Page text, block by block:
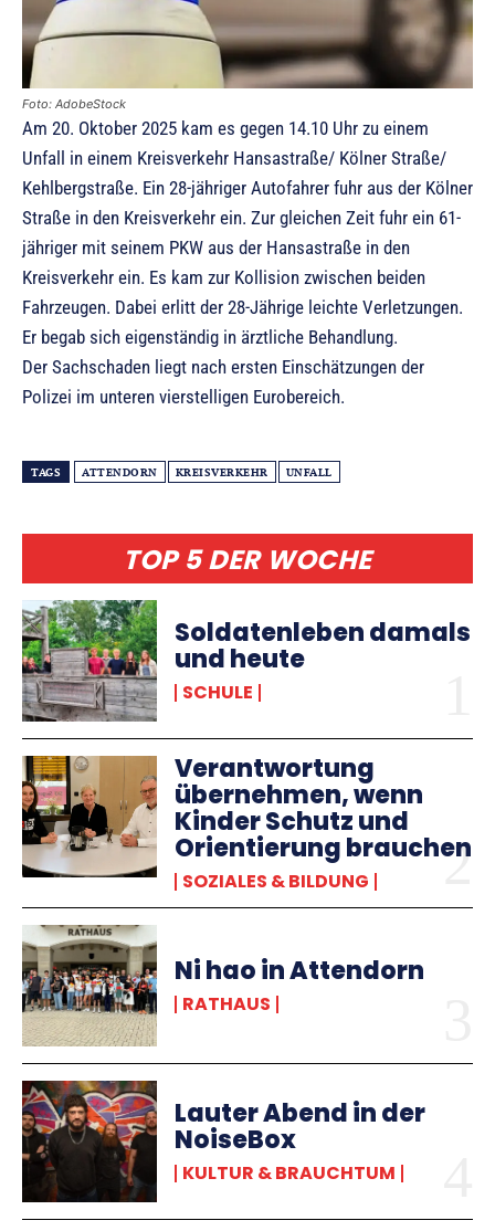
TOP 5 DER WOCHE
Soldatenleben damals
und heute
SCHULE
Verantwortung
übernehmen, wenn
Kinder Schutz und
Orientierung brauchen
SOZIALES & BILDUNG
Ni hao in Attendorn
RATHAUS
Lauter Abend in der
NoiseBox
KULTUR & BRAUCHTUM
Foto: AdobeStock
Am 20. Oktober 2025 kam es gegen 14.10 Uhr zu einem
Unfall in einem Kreisverkehr Hansastraße/ Kölner Straße/
Kehlbergstraße. Ein 28-jähriger Autofahrer fuhr aus der Kölner
Straße in den Kreisverkehr ein. Zur gleichen Zeit fuhr ein 61-
jähriger mit seinem PKW aus der Hansastraße in den
Kreisverkehr ein. Es kam zur Kollision zwischen beiden
Fahrzeugen. Dabei erlitt der 28-Jährige leichte Verletzungen.
Er begab sich eigenständig in ärztliche Behandlung.
Der Sachschaden liegt nach ersten Einschätzungen der
Polizei im unteren vierstelligen Eurobereich.
TAGS ATTENDORN KREISVERKEHR UNFALL